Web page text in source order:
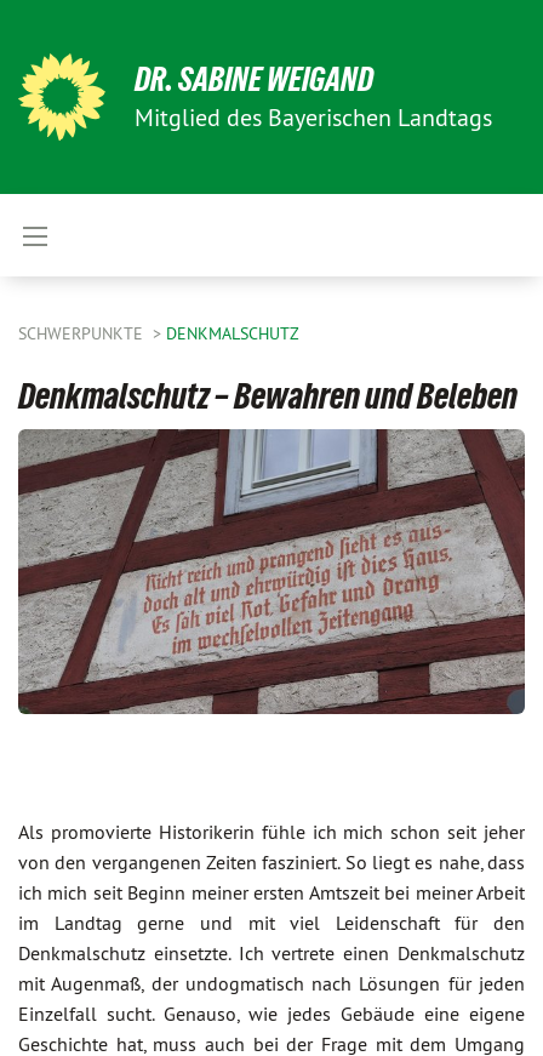
DR. SABINE WEIGAND
Mitglied des Bayerischen Landtags
SCHWERPUNKTE DENKMALSCHUTZ
Denkmalschutz – Bewahren und Beleben
Als promovierte Historikerin fühle ich mich schon seit jeher
von den vergangenen Zeiten fasziniert. So liegt es nahe, dass
ich mich seit Beginn meiner ersten Amtszeit bei meiner Arbeit
im Landtag gerne und mit viel Leidenschaft für den
Denkmalschutz einsetzte. Ich vertrete einen Denkmalschutz
mit Augenmaß, der undogmatisch nach Lösungen für jeden
Einzelfall sucht. Genauso, wie jedes Gebäude eine eigene
Geschichte hat, muss auch bei der Frage mit dem Umgang